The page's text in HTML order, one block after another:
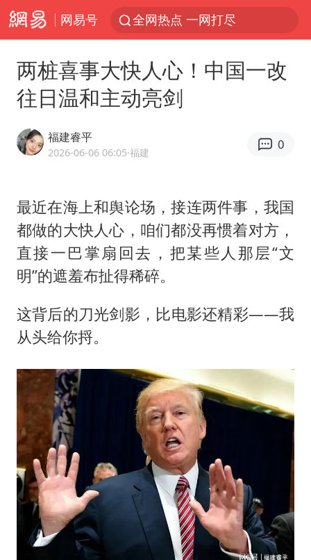
网易号 全网热点 一网打尽
两桩喜事大快人心！中国一改
往日温和主动亮剑
福建睿平
2026-06-06 06:05·福建
0
最近在海上和舆论场，接连两件事，我国
都做的大快人心，咱们都没再惯着对方，
直接一巴掌扇回去，把某些人那层“文
明”的遮羞布扯得稀碎。
这背后的刀光剑影，比电影还精彩——我
从头给你捋。